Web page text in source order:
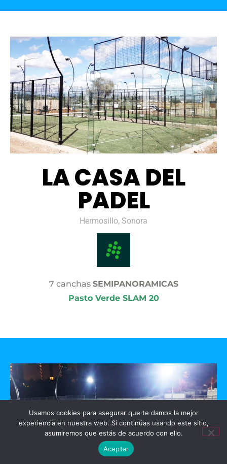
LA CASA DEL
PADEL
Hermosillo, Sonora
7 canchas SEMIPANORAMICAS
Pasto Verde SLAM 20
Usamos cookies para asegurar que te damos la mejor
experiencia en nuestra web. Si continúas usando este sitio,
asumiremos que estás de acuerdo con ello.
Aceptar